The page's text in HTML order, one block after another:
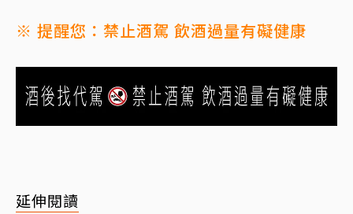
※ 提醒您：禁止酒駕 飲酒過量有礙健康
延伸閱讀